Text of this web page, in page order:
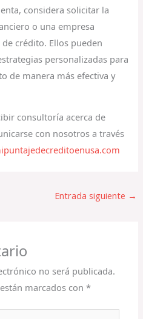
considera solicitar la
o una empresa
crédito. Ellos pueden
personalizadas para
de manera más efectiva y
consultoría acerca de
con nosotros a través
Entrada siguiente →
no será publicada.
marcados con*